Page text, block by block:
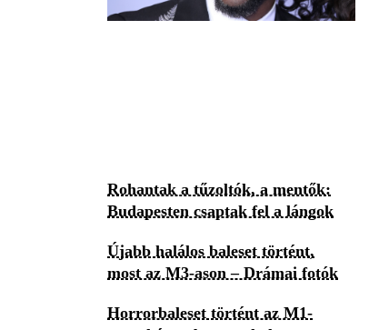
Rohantak a tűzoltók, a mentők:
Budapesten csaptak fel a lángok
Újabb halálos baleset történt,
most az M3-ason – Drámai fotók
Horrorbaleset történt az M1-